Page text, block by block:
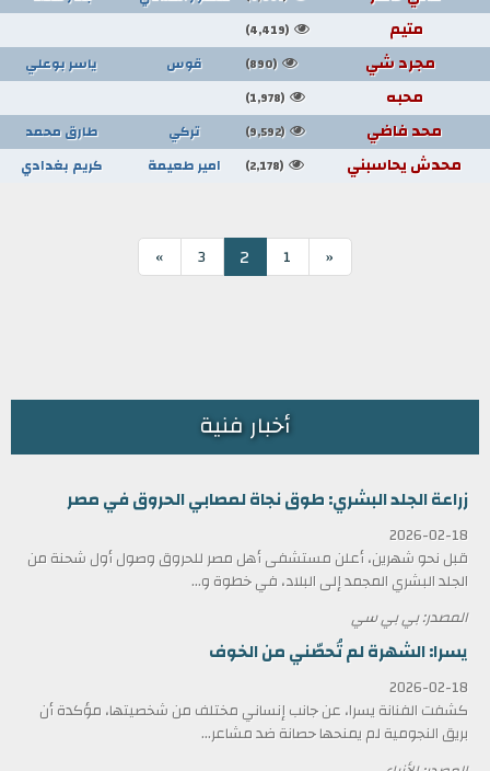
متيم (4,419)
مجرد شي (890) قوس ياسر بوعلي
محبه (1,978)
محد فاضي (9,592) تركي طارق محمد
محدش يحاسبني (2,178) امير طعيمة كريم بغدادي
«
1
2
3
»
أخبار فنية
زراعة الجلد البشري: طوق نجاة لمصابي الحروق في مصر
2026-02-18
قبل نحو شهرين، أعلن مستشفى أهل مصر للحروق وصول أول شحنة من
الجلد البشري المجمد إلى البلاد، في خطوة و...
المصدر: بي بي سي
يسرا: الشهرة لم تُحصّني من الخوف
2026-02-18
كشفت الفنانة يسرا، عن جانب إنساني مختلف من شخصيتها، مؤكدة أن
بريق النجومية لم يمنحها حصانة ضد مشاعر...